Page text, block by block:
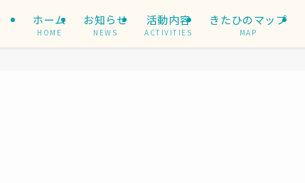
ホーム
HOME
お知らせ
NEWS
活動内容
ACTIVITIES
きたひのマップ
MAP